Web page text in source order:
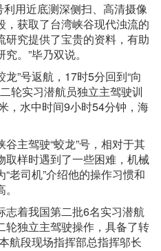
用近底测深侧扫、高清摄像
获取了台湾峡谷现代浊流的
究提供了宝贵的资料，有助
。”毕乃双说。
”号返航，17时5分回到“向
轮实习潜航员独立主驾驶训
，水中时间9小时54分钟，海
主驾驶“蛟龙”号，相对于其
取样时遇到了一些困难，机械
老司机”介绍他的操作习惯和
着我国第二批6名实习潜航
轮独立主驾驶操作，具备了转
航段现场指挥部总指挥邬长